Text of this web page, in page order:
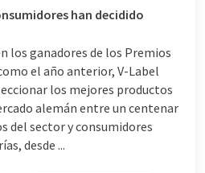
han decidido
los ganadores de los Premios
el año anterior, V-Label
los mejores productos
alemán entre un centenar
del sector y consumidores
desde ...